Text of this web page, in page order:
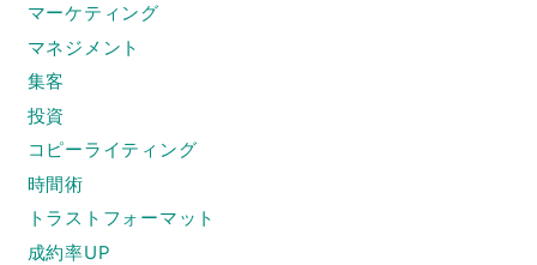
マーケティング
マネジメント
集客
投資
コピーライティング
時間術
トラストフォーマット
成約率UP